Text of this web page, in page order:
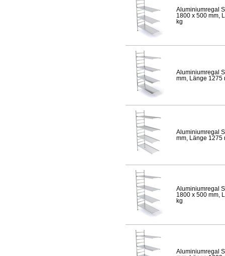
Aluminiumregal
1800 x 500 mm,
kg
Aluminiumregal
mm, Länge 1275
Aluminiumregal
mm, Länge 1275
Aluminiumregal
1800 x 500 mm,
kg
Aluminiumregal